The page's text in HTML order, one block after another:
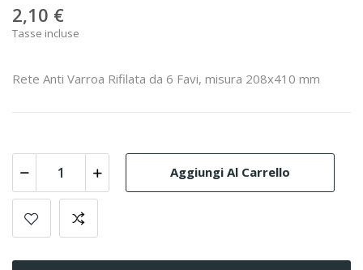
2,10 €
Tasse incluse
Rete Anti Varroa Rifilata da 6 Favi, misura 208x410 mm
Aggiungi Al Carrello